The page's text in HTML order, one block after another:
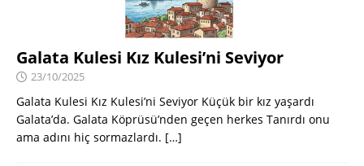
Galata Kulesi Kız Kulesi’ni Seviyor
23/10/2025
Galata Kulesi Kız Kulesi’ni Seviyor Küçük bir kız yaşardı
Galata’da. Galata Köprüsü’nden geçen herkes Tanırdı onu
ama adını hiç sormazlardı. […]